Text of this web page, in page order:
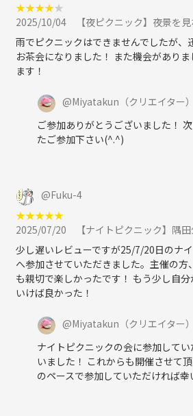
★★★★★
2025/10/04
【夜ピクニック】夜景を見ながらゆったり友達づくり
雨でピクニックはできませんでしたが、
お茶会になりました！ また機会があり
ます！
@Miyatakun （クリエイター）
ご参加ありがとうございました！
たご参加下さい(^.^)
@Fuku-4
★★★★★
2025/07/20
【ナイトピクニック】隅田公園で夕焼けを見ながらゆったりと
少し遅いレビューですが25/7/20日のナ
へ参加させていただきました。主催の方
も親切で楽しかったです！ もう少し自
いけば良かった！
@Miyatakun （クリエイター）
ナイトピクニックの会に参加して
いました！ これからも開催させて
のペースで参加していただければ